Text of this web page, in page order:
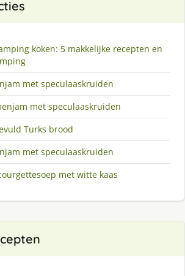
koken: 5 makkelijke recepten en
met speculaaskruiden
met speculaaskruiden
Turks brood
met speculaaskruiden
met witte kaas